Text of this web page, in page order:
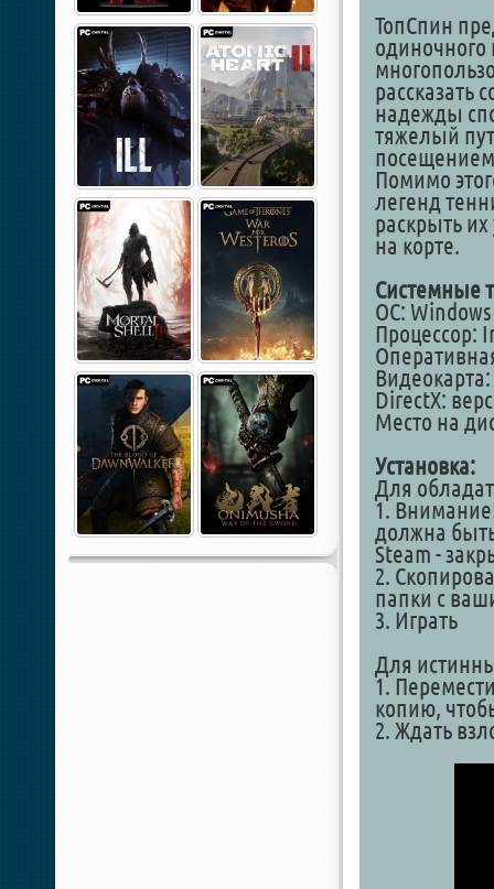
ТопСпин
одиночного
рассказать
надежды
тяжелый
Помимо
легенд
раскрыть
на корте.
Системные
ОС:
Процессор:
DirectX:
Место на
Установка:
Для
1.
должна
Steam -
2.
папки с
3. Играть
Для
1.
копию,
2. Ждать